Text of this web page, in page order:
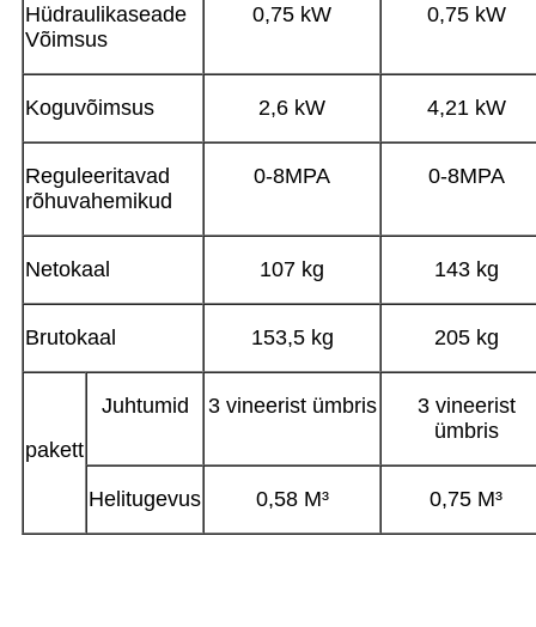
Hüdraulikaseade
Võimsus
0,75 kW 0,75 kW
Koguvõimsus 2,6 kW 4,21 kW
Reguleeritavad
rõhuvahemikud
0-8MPA 0-8MPA
Netokaal 107 kg 143 kg
Brutokaal 153,5 kg 205 kg
pakett
Juhtumid 3 vineerist ümbris
3 vineerist
ümbris
Helitugevus 0,58 M³ 0,75 M³